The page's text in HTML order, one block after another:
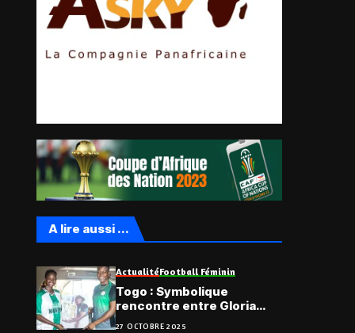
A lire aussi ...
ActualitéFootball Féminin
Togo : Symbolique
rencontre entre Gloria
Amégnétou et Chiamaka
27 OCTOBRE 2025